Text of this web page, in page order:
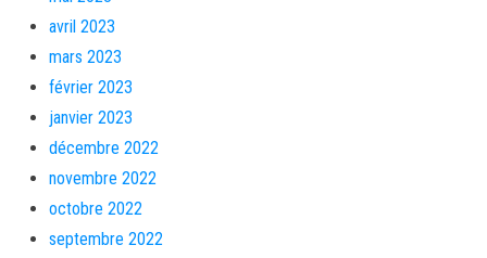
avril 2023
mars 2023
février 2023
janvier 2023
décembre 2022
novembre 2022
octobre 2022
septembre 2022